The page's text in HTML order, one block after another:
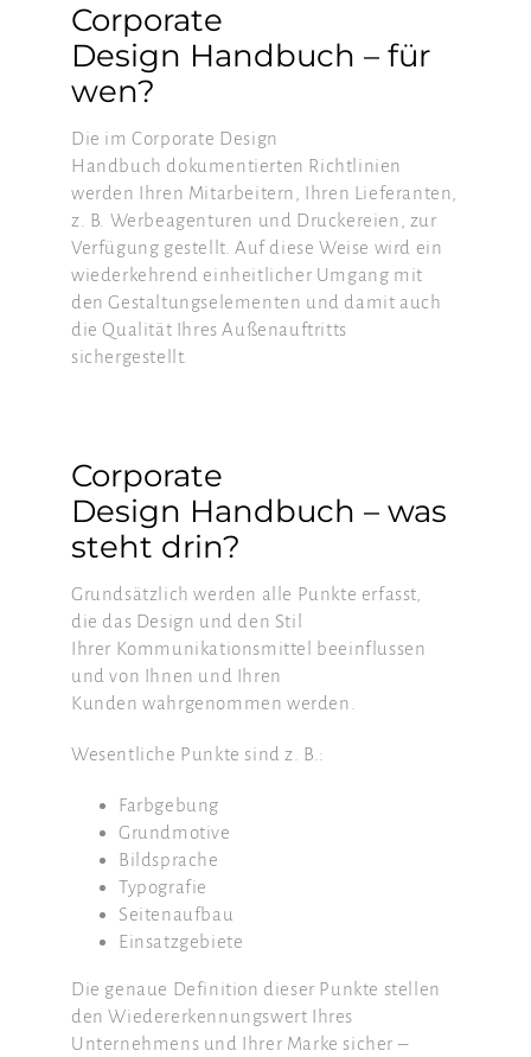
Corporate
Design Handbuch – für
wen?
Die im Corporate Design
Handbuch dokumentierten Richtlinien
werden Ihren Mitarbeitern, Ihren Lieferanten,
z. B. Werbeagenturen und Druckereien, zur
Verfügung gestellt. Auf diese Weise wird ein
wiederkehrend einheitlicher Umgang mit
den Gestaltungselementen und damit auch
die Qualität Ihres Außenauftritts
sichergestellt.
Corporate
Design Handbuch – was
steht drin?
Grundsätzlich werden alle Punkte erfasst,
die das Design und den Stil
Ihrer Kommunikationsmittel beeinflussen
und von Ihnen und Ihren
Kunden wahrgenommen werden.
Wesentliche Punkte sind z. B.:
Farbgebung
Grundmotive
Bildsprache
Typografie
Seitenaufbau
Einsatzgebiete
Die genaue Definition dieser Punkte stellen
den Wiedererkennungswert Ihres
Unternehmens und Ihrer Marke sicher –